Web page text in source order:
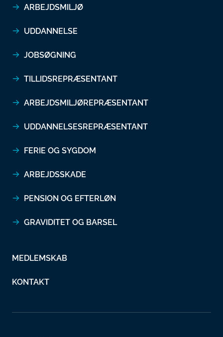
ARBEJDSMILJØ
UDDANNELSE
JOBSØGNING
TILLIDSREPRÆSENTANT
ARBEJDSMILJØREPRÆSENTANT
UDDANNELSESREPRÆSENTANT
FERIE OG SYGDOM
ARBEJDSSKADE
PENSION OG EFTERLØN
GRAVIDITET OG BARSEL
MEDLEMSKAB
KONTAKT